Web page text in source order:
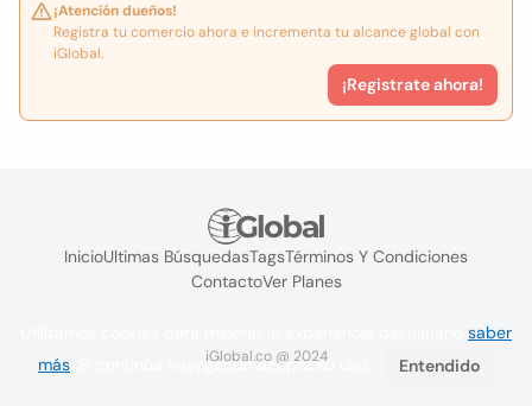
¡Atención dueños!
Registra tu comercio ahora e incrementa tu alcance global con
iGlobal.
¡Registrate ahora!
InicioUltimas BúsquedasTagsTérminos Y Condiciones
ContactoVer Planes
iGlobal.co @ 2024
saber
más . Si continúa navegando acepta su uso. Entendido